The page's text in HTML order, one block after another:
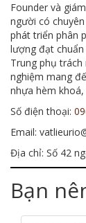
Founder và
người có
phát triển phân
lượng đạt chuẩn
Trung phụ trách
nghiệm mang
nhựa hèm
Số điện thoại:
Email:
Địa chỉ: Số 42
Bạn